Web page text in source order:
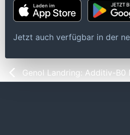
Jetzt auch verfügbar in der
Genol Landring: Additiv-B0